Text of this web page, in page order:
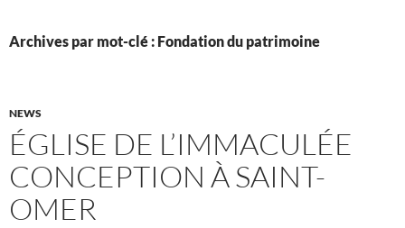
Archives par mot-clé : Fondation du patrimoine
NEWS
ÉGLISE DE L’IMMACULÉE
CONCEPTION À SAINT-
OMER